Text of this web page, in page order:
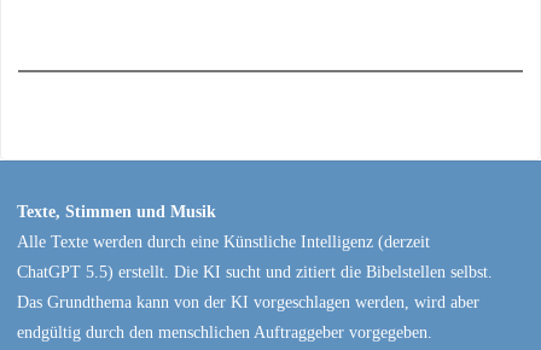
Texte, Stimmen und Musik
Alle Texte werden durch eine Künstliche Intelligenz (derzeit
ChatGPT 5.5) erstellt. Die KI sucht und zitiert die Bibelstellen selbst.
Das Grundthema kann von der KI vorgeschlagen werden, wird aber
endgültig durch den menschlichen Auftraggeber vorgegeben.